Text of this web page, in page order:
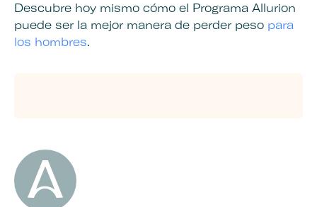
Descubre hoy mismo cómo el Programa Allurion
puede ser la mejor manera de perder peso para
los hombres.